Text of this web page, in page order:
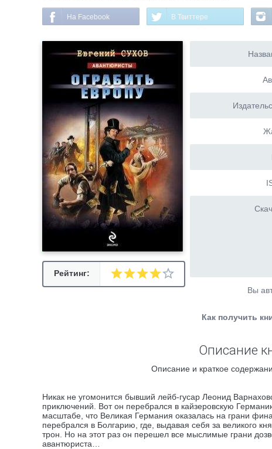
На Facebook В Твиттере
Рейтинг:
Вы
Как получить
Описание
Описание и краткое
Никак не угомонится бывший лейб-гусар Леонид
приключений. Вот он перебрался в кайзеровскую
масштабе, что Великая Германия оказалась на грани
перебрался в Болгарию, где, выдавая себя за великого
трон. Но на этот раз он перешел все мыслимые грани
авантюриста…